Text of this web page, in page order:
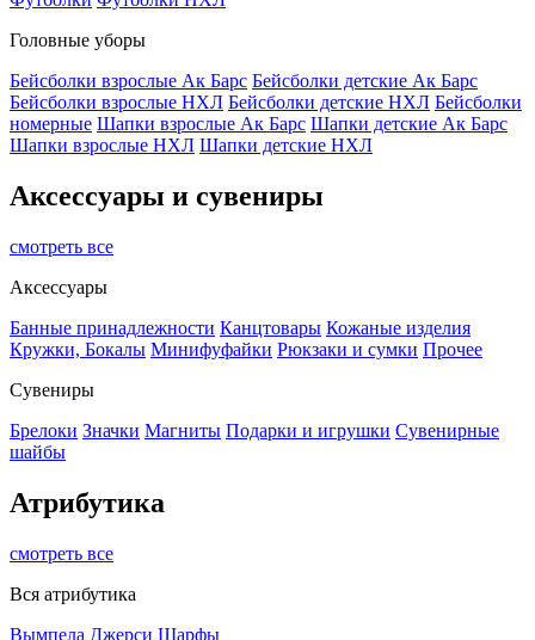
Головные уборы
Бейсболки взрослые Ак Барс Бейсболки детские Ак Барс
Бейсболки взрослые НХЛ Бейсболки детские НХЛ Бейсболки
номерные Шапки взрослые Ак Барс Шапки детские Ак Барс
Шапки взрослые НХЛ Шапки детские НХЛ
Аксессуары и сувениры
смотреть все
Аксессуары
Банные принадлежности Канцтовары Кожаные изделия
Кружки, Бокалы Минифуфайки Рюкзаки и сумки Прочее
Сувениры
Брелоки Значки Магниты Подарки и игрушки Сувенирные
шайбы
Атрибутика
смотреть все
Вся атрибутика
Вымпела Джерси Шарфы